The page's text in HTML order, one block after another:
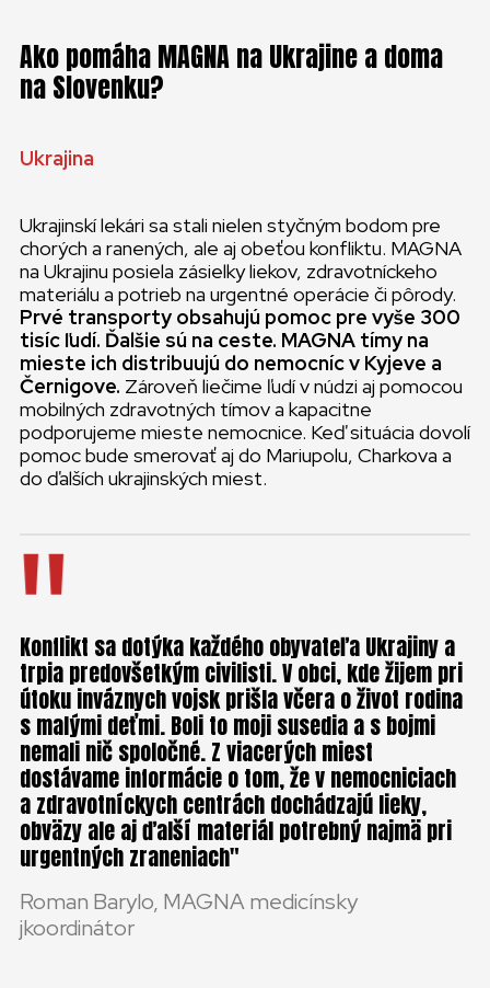
Ako pomáha MAGNA na Ukrajine a doma
na Slovenku?
Ukrajina
Ukrajinskí lekári sa stali nielen styčným bodom pre
chorých a ranených, ale aj obeťou konfliktu. MAGNA
na Ukrajinu posiela zásielky liekov, zdravotníckeho
materiálu a potrieb na urgentné operácie či pôrody.
Prvé transporty obsahujú pomoc pre vyše 300
tisíc ľudí. Ďalšie sú na ceste. MAGNA tímy na
mieste ich distribuujú do nemocníc v Kyjeve a
Černigove. Zároveň liečime ľudí v núdzi aj pomocou
mobilných zdravotných tímov a kapacitne
podporujeme mieste nemocnice. Keď situácia dovolí
pomoc bude smerovať aj do Mariupolu, Charkova a
do ďalších ukrajinských miest.
Konflikt sa dotýka každého obyvateľa Ukrajiny a
trpia predovšetkým civilisti. V obci, kde žijem pri
útoku inváznych vojsk prišla včera o život rodina
s malými deťmi. Boli to moji susedia a s bojmi
nemali nič spoločné. Z viacerých miest
dostávame informácie o tom, že v nemocniciach
a zdravotníckych centrách dochádzajú lieky,
obväzy ale aj ďalší materiál potrebný najmä pri
urgentných zraneniach
Roman Barylo, MAGNA medicínsky
jkoordinátor